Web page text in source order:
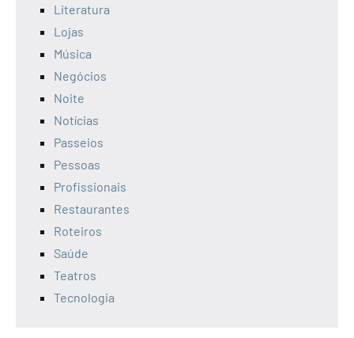
Literatura
Lojas
Música
Negócios
Noite
Notícias
Passeios
Pessoas
Profissionais
Restaurantes
Roteiros
Saúde
Teatros
Tecnologia